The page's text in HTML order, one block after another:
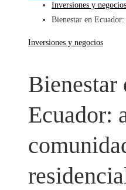
Inversiones y negocios
Bienestar en
Inversiones y negocios
Bienestar
Ecuador: